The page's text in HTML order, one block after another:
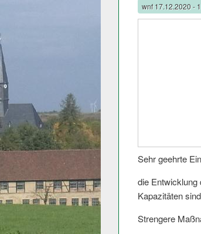
wnf17.12.2020 -
Sehr geehrte
die Entwicklung
Kapazitäten
Strengere